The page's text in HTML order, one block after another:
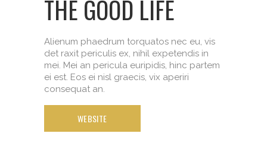
THE GOOD LIFE
Alienum phaedrum torquatos nec eu, vis
det raxit periculis ex, nihil expetendis in
mei. Mei an pericula euripidis, hinc partem
ei est. Eos ei nisl graecis, vix aperiri
consequat an.
WEBSITE